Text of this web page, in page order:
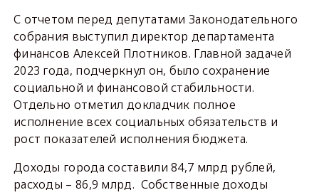
С отчетом перед депутатами Законодательного
собрания выступил директор департамента
финансов Алексей Плотников. Главной задачей
2023 года, подчеркнул он, было сохранение
социальной и финансовой стабильности.
Отдельно отметил докладчик полное
исполнение всех социальных обязательств и
рост показателей исполнения бюджета.
Доходы города составили 84,7 млрд рублей,
расходы – 86,9 млрд. Собственные доходы